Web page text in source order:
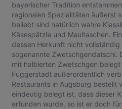
bayerischer Tradition
regionalen Spezialitäten äußerst
beliebt sind natürlich wahre
Käsespätzle und Maultaschen.
dessen Herkunft nicht
sogenannte Zwetschgendatschi.
mit halbierten Zwetschgen
Fuggerstadt außerordentlich
Restaurants in Augsburg bestellt
eindeutig belegt ist, dass dieser
erfunden wurde, so ist er doch